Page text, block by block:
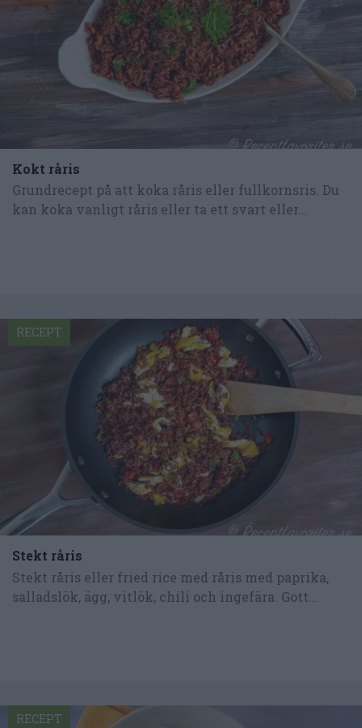
Kokt råris
Grundrecept på att koka råris eller fullkornsris. Du
kan koka vanligt råris eller ta ett svart eller...
Stekt råris
Stekt råris eller fried rice med råris med paprika,
salladslök, ägg, vitlök, chili och ingefära. Gott...
RECEPT
RECEPT